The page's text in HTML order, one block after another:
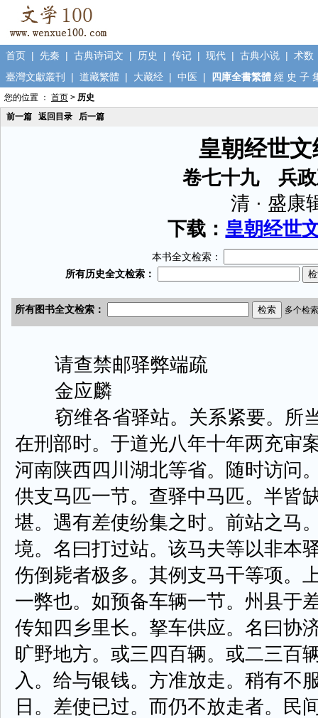
首页 | 先秦 | 古典诗词文 | 历史 | 传记 | 现代 | 古典小说 | 术数
臺灣文獻叢刊
| 道藏繁體 | 大藏经 | 中医 | 四庫全書繁體 經 史 子
您的位置 ： 首页 > 历史
前一篇
返回目录 后一篇
皇朝经世
卷七十九 兵政
清 · 盛康
下载： 皇朝经世
本书全文检索：
请查禁邮驿弊端疏
金应麟
窃维各省驿站。关系紧要。所
在刑部时。于道光八年十年两充审
河南陕西四川湖北等省。随时访问
供支马匹一节。查驿中马匹。半皆
堪。遇有差使纷集之时。前站之马
境。名曰打过站。该马夫等以非本
伤倒毙者极多。其例支马干等项。
一弊也。如预备车辆一节。州县于
传知四乡里长。拏车供应。名曰协
旷野地方。或三四百辆。或二三百
入。给与银钱。方准放走。稍有不
日。差使已过。而仍不放走者。民